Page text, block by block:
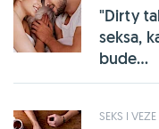
"Dirty
seksa,
bude...
SEKS I VEZE